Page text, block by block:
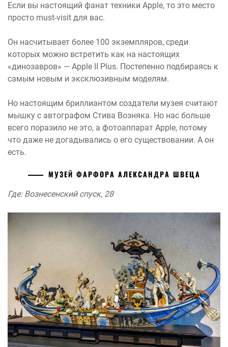
Если вы настоящий фанат техники Apple, то это место
просто must-visit для вас.
Он насчитывает более 100 экземпляров, среди
которых можно встретить как на настоящих
«динозавров» — Apple II Plus. Постепенно подбираясь к
самым новым и эксклюзивным моделям.
Но настоящим бриллиантом создатели музея считают
мышку с автографом Стива Возняка. Но нас больше
всего поразило не это, а фотоаппарат Apple, потому
что даже не догадывались о его существовании. А он
есть.
МУЗЕЙ ФАРФОРА АЛЕКСАНДРА ШВЕЦА
Где: Вознесенский спуск, 28